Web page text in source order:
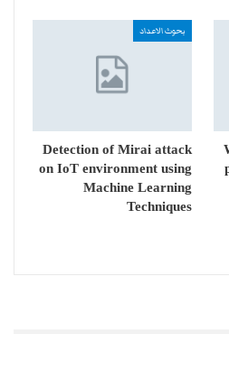
بحوث الاعداد
Detection of Mirai attack
on IoT environment using
Machine Learning
Techniques